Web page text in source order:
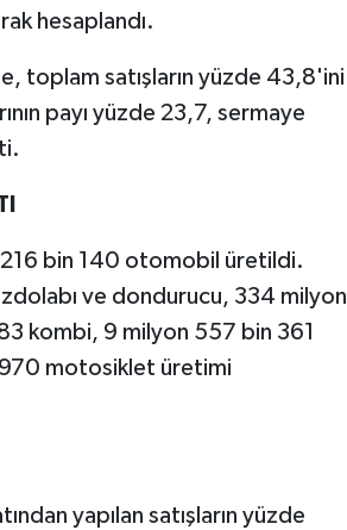
hesaplandı.
toplam satışların yüzde 43,8'ini
payı yüzde 23,7, sermaye
216 bin 140 otomobil üretildi.
ve dondurucu, 334 milyon
kombi, 9 milyon 557 bin 361
970 motosiklet üretimi
yapılan satışların yüzde